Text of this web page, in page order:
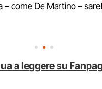
– come De Martino –
a leggere su